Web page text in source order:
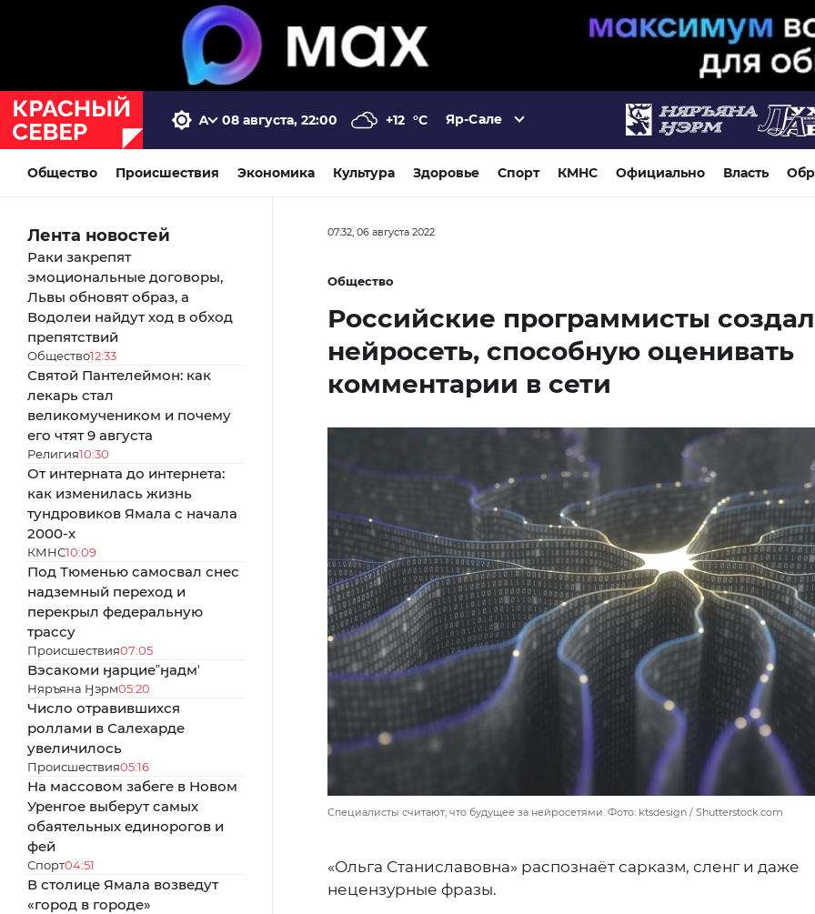
08 августа, 22:00 +12 °C Яр-Сале
Общество Происшествия Экономика Культура Здоровье Спорт КМНС Официально Власть
Лента новостей
Раки закрепят
эмоциональные договоры,
Львы обновят образ, а
Водолеи найдут ход в обход
препятствий
Общество12:33
Святой Пантелеймон: как
лекарь стал
великомучеником и почему
его чтят 9 августа
Религия10:30
От интерната до интернета:
как изменилась жизнь
тундровиков Ямала с начала
2000-х
КМНС10:09
Под Тюменью самосвал снес
надземный переход и
перекрыл федеральную
трассу
Происшествия07:05
Вэсакоми ӈарциеˮӈадмʼ
Няръяна Ӈэрм05:20
Число отравившихся
роллами в Салехарде
увеличилось
Происшествия05:16
На массовом забеге в Новом
Уренгое выберут самых
обаятельных единорогов и
фей
Спорт04:51
В столице Ямала возведут
«город в городе»
07:32, 06 августа 2022
Общество
Российские программисты
нейросеть, способную оценивать
комментарии в сети
Специалисты считают, что будущее за нейросетями. Фото: ktsdesign / Shutterstock.com
«Ольга Станиславовна» распознаёт сарказм, сленг и даже
нецензурные фразы.